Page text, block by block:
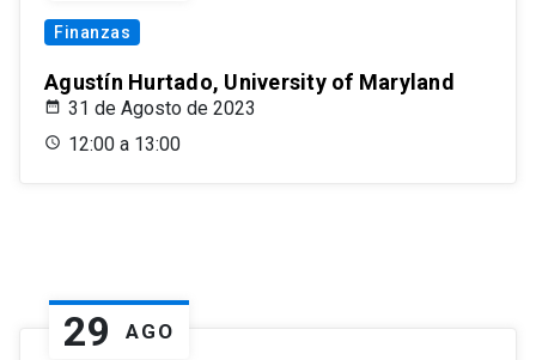
Finanzas
Agustín Hurtado, University of Maryland
31 de Agosto de 2023
12:00 a 13:00
29 AGO